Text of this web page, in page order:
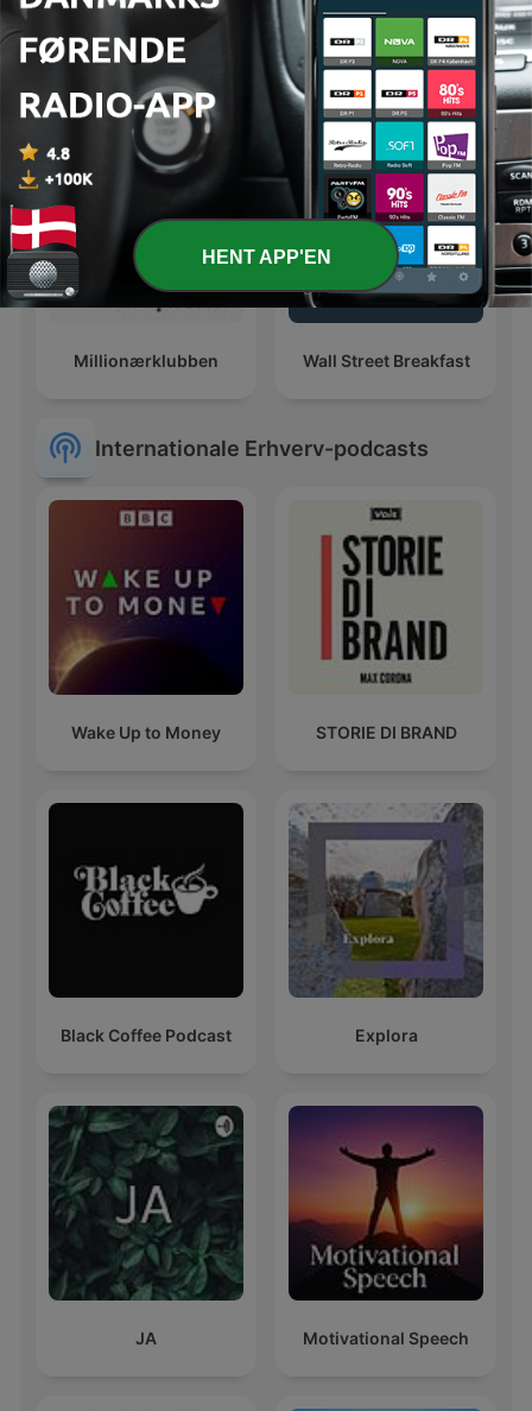
René will Rendite - Der
Podcast
Investeringspodcasten
Millionærklubben Wall Street Breakfast
Internationale Erhverv-podcasts
Wake Up to Money STORIE DI BRAND
Black Coffee Podcast Explora
JA Motivational Speech
HENT APP'EN